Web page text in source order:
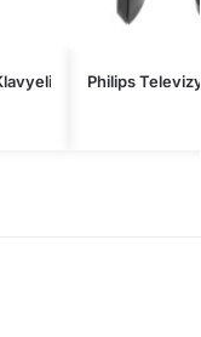
Televizyon
Philips